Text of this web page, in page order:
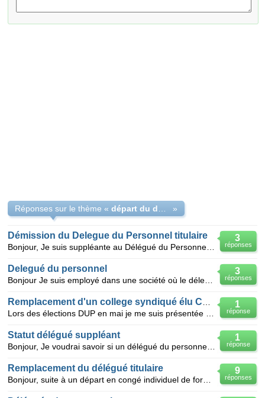
Réponses sur le thème « »
3
réponses
Démission du Delegue du Personnel titulaire
3
réponses
Delegué du personnel
1
réponse
1
réponse
Statut délégué suppléant
9
réponses
Remplacement du délégué titulaire